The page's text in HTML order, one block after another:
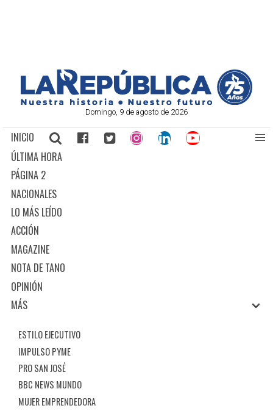
Domingo, 9 de agosto de 2026
INICIO
ÚLTIMA HORA
PÁGINA 2
NACIONALES
LO MÁS LEÍDO
ACCIÓN
MAGAZINE
NOTA DE TANO
OPINIÓN
MÁS
ESTILO EJECUTIVO
IMPULSO PYME
PRO SAN JOSÉ
BBC NEWS MUNDO
MUJER EMPRENDEDORA